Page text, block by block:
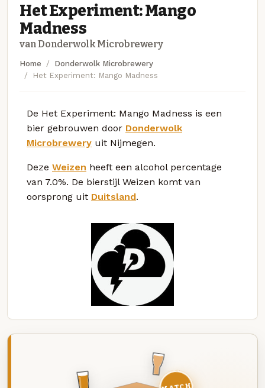
Het Experiment: Mango
Madness
van Donderwolk Microbrewery
Home
Donderwolk Microbrewery
Het Experiment: Mango Madness
De Het Experiment: Mango Madness is een
bier gebrouwen door Donderwolk
Microbrewery uit Nijmegen.
Deze Weizen heeft een alcohol percentage
van 7.0%. De bierstijl Weizen komt van
oorsprong uit Duitsland.